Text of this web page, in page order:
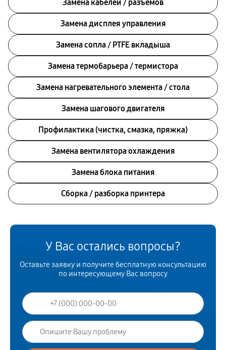
Замена кабелей / разъемов
Замена дисплея управления
Замена сопла / PTFE вкладыша
Замена термобарьера / термистора
Замена нагревательного элемента / стола
Замена шагового двигателя
Профилактика (чистка, смазка, пряжка)
Замена вентилятора охлаждения
Замена блока питания
Сборка / разборка принтера
У Вас остались вопросы?
Оставьте заявку и получите бесплатную консультацию
по интересующему Вас вопросу